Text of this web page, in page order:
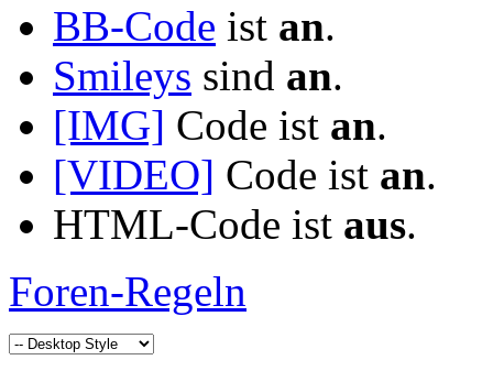
BB-Code ist an.
Smileys sind an.
[IMG] Code ist an.
[VIDEO] Code ist an.
HTML-Code ist aus.
Foren-Regeln